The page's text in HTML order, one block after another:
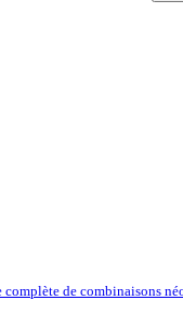
de combinaisons